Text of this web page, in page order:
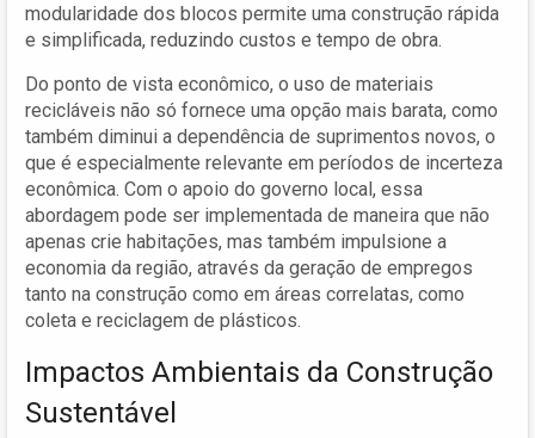
modularidade dos blocos permite uma construção rápida
e simplificada, reduzindo custos e tempo de obra.
Do ponto de vista econômico, o uso de materiais
recicláveis não só fornece uma opção mais barata, como
também diminui a dependência de suprimentos novos, o
que é especialmente relevante em períodos de incerteza
econômica. Com o apoio do governo local, essa
abordagem pode ser implementada de maneira que não
apenas crie habitações, mas também impulsione a
economia da região, através da geração de empregos
tanto na construção como em áreas correlatas, como
coleta e reciclagem de plásticos.
Impactos Ambientais da Construção
Sustentável